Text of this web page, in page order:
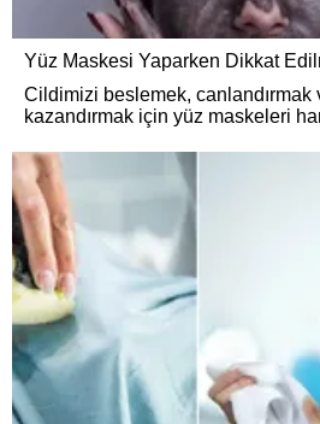
Yüz Maskesi Yaparken Dikkat
Cildimizi beslemek, canlandırmak
kazandırmak için yüz maskeleri